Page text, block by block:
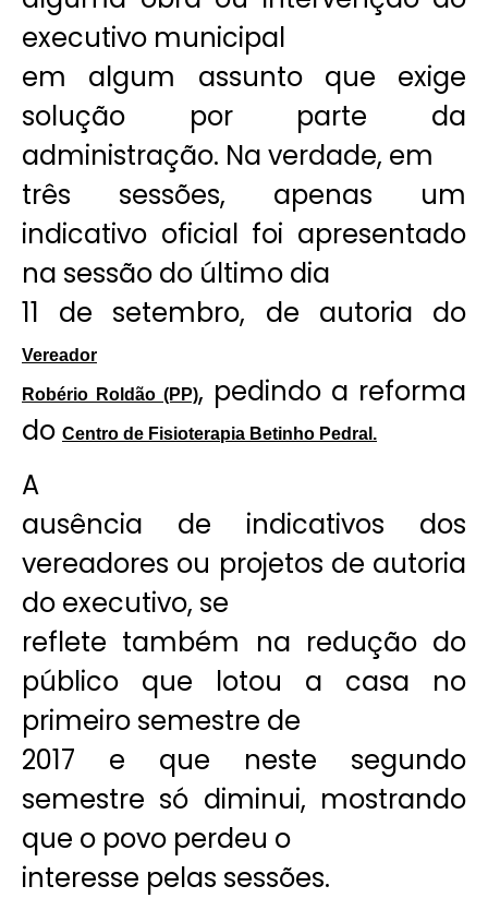
executivo municipal
em algum assunto que exige
solução por parte da
administração. Na verdade, em
três sessões, apenas um
indicativo oficial foi apresentado
na sessão do último dia
11 de setembro, de autoria do
Vereador
Robério Roldão (PP), pedindo a reforma
do Centro de Fisioterapia Betinho Pedral.
A
ausência de indicativos dos
vereadores ou projetos de autoria
do executivo, se
reflete também na redução do
público que lotou a casa no
primeiro semestre de
2017 e que neste segundo
semestre só diminui, mostrando
que o povo perdeu o
interesse pelas sessões.